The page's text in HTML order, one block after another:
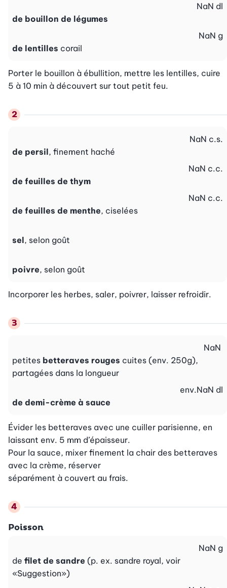
de bouillon de légumes
NaN dl
de lentilles corail
NaN g
Porter le bouillon à ébullition, mettre les lentilles, cuire
5 à 10 min à découvert sur tout petit feu.
de persil, finement haché
NaN c.s.
de feuilles de thym
NaN c.c.
de feuilles de menthe, ciselées
NaN c.c.
sel, selon goût
poivre, selon goût
Incorporer les herbes, saler, poivrer, laisser refroidir.
petites betteraves rouges cuites (env. 250g),
partagées dans la longueur
NaN
de demi-crème à sauce
env.NaN dl
Évider les betteraves avec une cuiller parisienne, en
laissant env. 5 mm d’épaisseur.
Pour la sauce, mixer finement la chair des betteraves
avec la crème, réserver
séparément à couvert au frais.
Poisson
de filet de sandre (p. ex. sandre royal, voir
«Suggestion»)
NaN g